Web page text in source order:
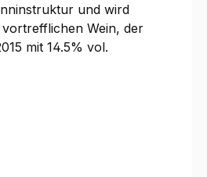
und wird
Wein, der
mit 14.5% vol.